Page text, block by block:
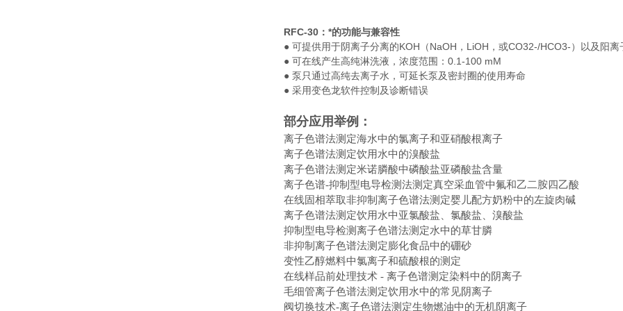
RFC-30：*的功能与兼容性
● 可提供用于阴离子分离的KOH（NaOH，LiOH，或CO32-/HCO3-）以及阳离
● 可在线产生高纯淋洗液，浓度范围：0.1-100 mM
● 泵只通过高纯去离子水，可延长泵及密封圈的使用寿命
● 采用变色龙软件控制及诊断错误
部分应用举例：
离子色谱法测定海水中的氯离子和亚硝酸根离子
离子色谱法测定饮用水中的溴酸盐
离子色谱法测定米诺膦酸中磷酸盐亚磷酸盐含量
离子色谱-抑制型电导检测法测定真空采血管中氟和乙二胺四乙酸
在线固相萃取非抑制离子色谱法测定婴儿配方奶粉中的左旋肉碱
离子色谱法测定饮用水中亚氯酸盐、氯酸盐、溴酸盐
抑制型电导检测离子色谱法测定水中的草甘膦
非抑制离子色谱法测定膨化食品中的硼砂
变性乙醇燃料中氯离子和硫酸根的测定
在线样品前处理技术 - 离子色谱测定染料中的阴离子
毛细管离子色谱法测定饮用水中的常见阴离子
阀切换技术-离子色谱法测定生物燃油中的无机阴离子